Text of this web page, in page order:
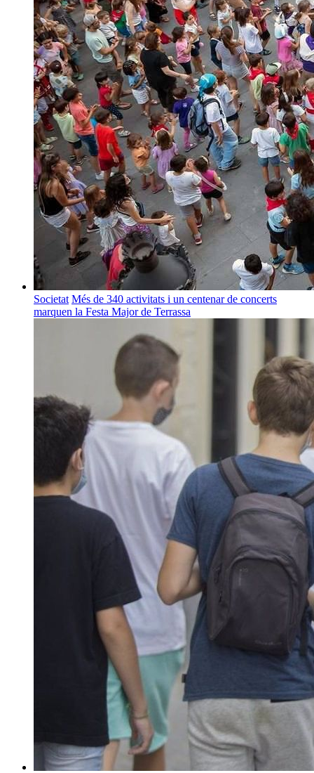
Societat Més de 340 activitats i un centenar de concerts
marquen la Festa Major de Terrassa